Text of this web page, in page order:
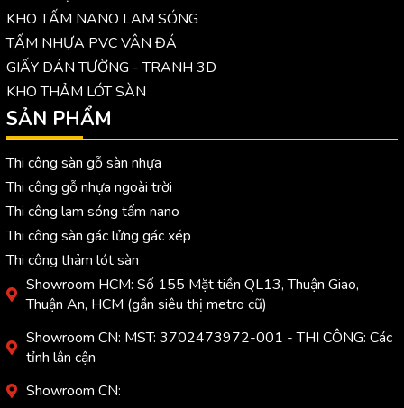
KHO TẤM NANO LAM SÓNG
TẤM NHỰA PVC VÂN ĐÁ
GIẤY DÁN TƯỜNG - TRANH 3D
KHO THẢM LÓT SÀN
SẢN PHẨM
Thi công sàn gỗ sàn nhựa
Thi công gỗ nhựa ngoài trời
Thi công lam sóng tấm nano
Thi công sàn gác lửng gác xép
Thi công thảm lót sàn
Showroom HCM: Số 155 Mặt tiền QL13, Thuận Giao,
Thuận An, HCM (gần siêu thị metro cũ)
Showroom CN: MST: 3702473972-001 - THI CÔNG: Các
tỉnh lân cận
Showroom CN: